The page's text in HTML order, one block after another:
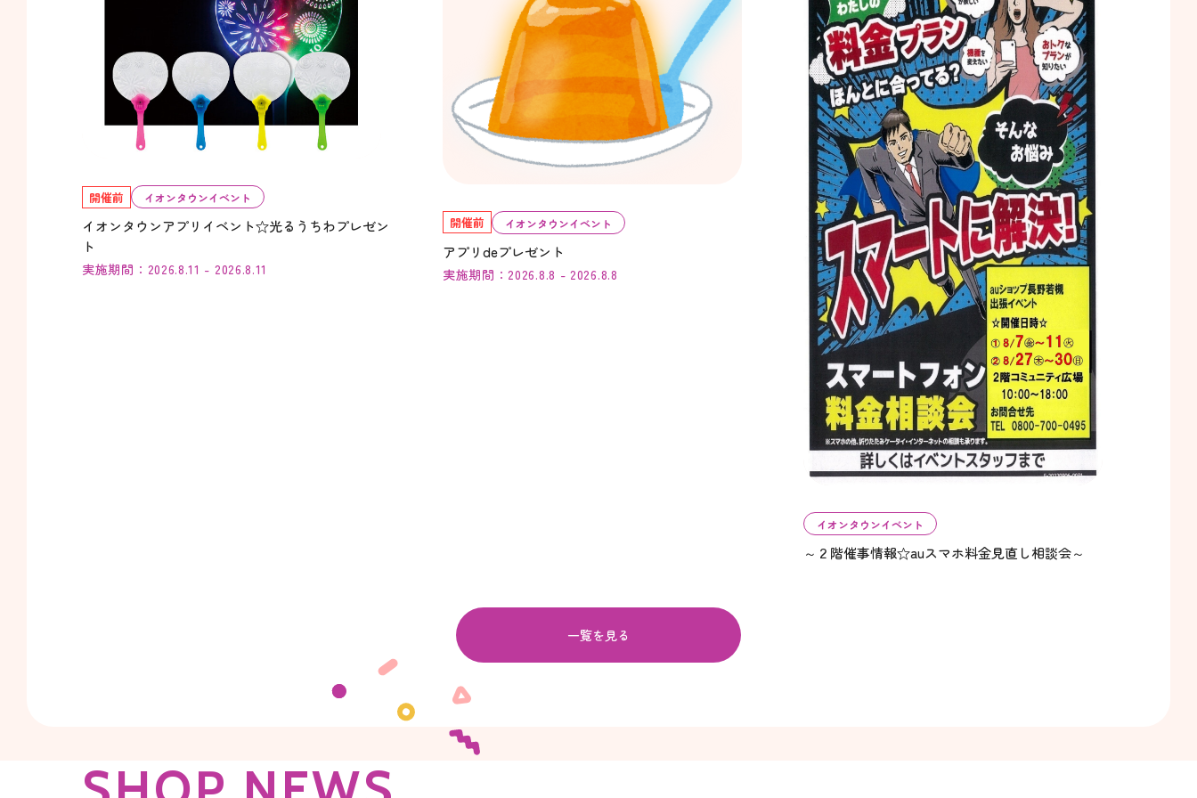
開催前 イオンタウンイベント
イオンタウンアプリイベント☆光るうちわプレゼン
ト
実施期間：2026.8.11 - 2026.8.11
開催前 イオンタウンイベント
アプリdeプレゼント
実施期間：2026.8.8 - 2026.8.8
イオンタウンイベント
～２階催事情報☆auスマホ料金見直し相談会～
一覧を見る